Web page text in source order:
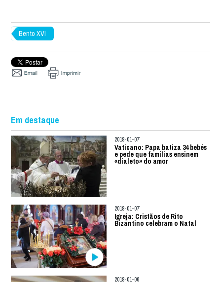
Bento XVI
Em destaque
2018-01-07
Vaticano: Papa batiza 34 bebés
e pede que famílias ensinem
«dialeto» do amor
2018-01-07
Igreja: Cristãos de Rito
Bizantino celebram o Natal
2018-01-06